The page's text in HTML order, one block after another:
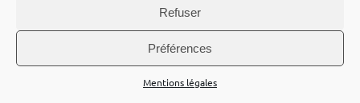
Refuser
Préférences
Mentions légales